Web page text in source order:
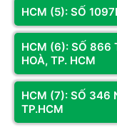
F2058 RED SWITCH,
FUHLEN L102, BÀN DI
DÂY MẠNG 5M trị giá
VNĐ
Liên hệ
Còn hàng
HCM (5): SỐ
HCM (6): SỐ 866
HOÀ, TP. HCM
HCM (7): SỐ 346
TP.HCM